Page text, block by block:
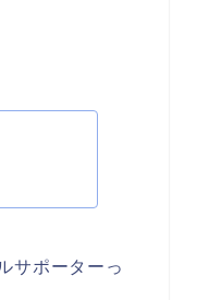
サポーターっ